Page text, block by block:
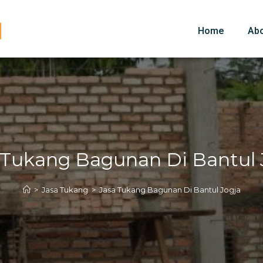
Home
Bagunan Di Bantul
> Jasa Tukang > Jasa Tukang Bagunan Di Bantul Jogja